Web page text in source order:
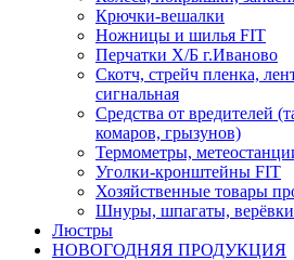
Крючки-вешалки
Ножницы и шилья FIT
Перчатки Х/Б г.Иваново
Скотч, стрейч пленка,
сигнальная
Средства от вредителей
комаров, грызунов)
Термометры,
Уголки-кронштейны FIT
Хозяйственные товары
Шнуры, шпагаты, верёвки
Люстры
НОВОГОДНЯЯ ПРОДУКЦИЯ